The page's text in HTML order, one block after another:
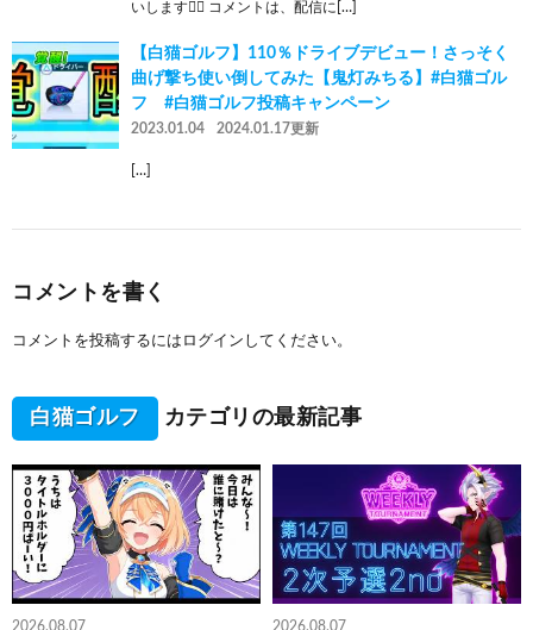
いします🙇‍♂️ コメントは、配信に[…]
【白猫ゴルフ】110％ドライブデビュー！さっそく
曲げ撃ち使い倒してみた【鬼灯みちる】#白猫ゴル
フ #白猫ゴルフ投稿キャンペーン
2023.01.04 2024.01.17更新
[…]
コメントを書く
コメントを投稿するには ログイン してください。
白猫ゴルフ カテゴリの最新記事
2026.08.07 2026.08.07